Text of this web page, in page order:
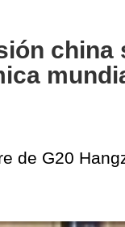
china
de G20